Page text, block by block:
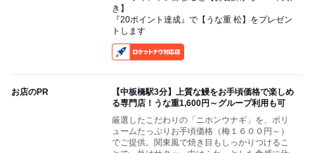
き】
『20ポイント達成』で【うな重 松】をプレゼン
トします
お店のPR
【中板橋駅3分】上質な鰻をお手頃価格で楽しめ
る専門店！うな重1,600円～グループ利用も可
厳選したこだわりの「ニホンウナギ」を、ボリ
ュームたっぷりお手頃価格（梅１６００円～）
でご提供。関東風で焼き目もしっかりつけるこ